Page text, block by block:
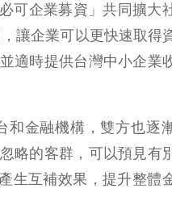
必可企業募資」共同擴大
讓企業可以更快速取得
適時提供台灣中小企業
和金融機構，雙方也逐
略的客群，可以預見有
生互補效果，提升整體